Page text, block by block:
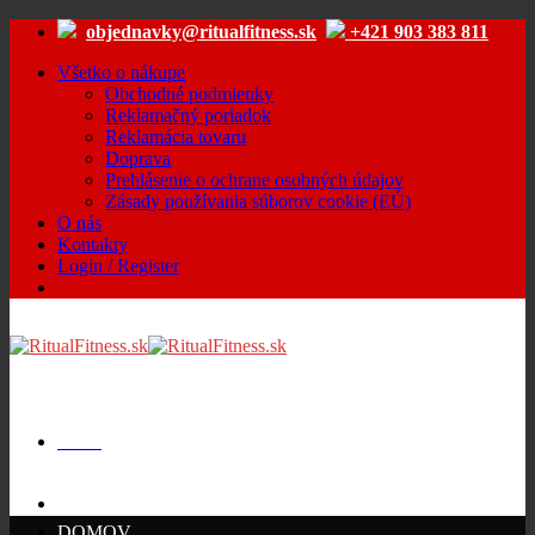
Skip
content
objednavky@ritualfitness.sk
+421 903 383 811
Všetko o nákupe
Obchodné podmienky
Reklamačný poriadok
Reklamácia tovaru
Doprava
Prehlásenie o ochrane osobných údajov
Zásady používania súborov cookie (EÚ)
O nás
Kontakty
Login / Register